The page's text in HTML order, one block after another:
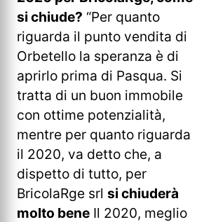
si chiude? “Per quanto
riguarda il punto vendita di
Orbetello la speranza è di
aprirlo prima di Pasqua. Si
tratta di un buon immobile
con ottime potenzialità,
mentre per quanto riguarda
il 2020, va detto che, a
dispetto di tutto, per
BricolaRge srl si chiuderà
molto bene Il 2020, meglio